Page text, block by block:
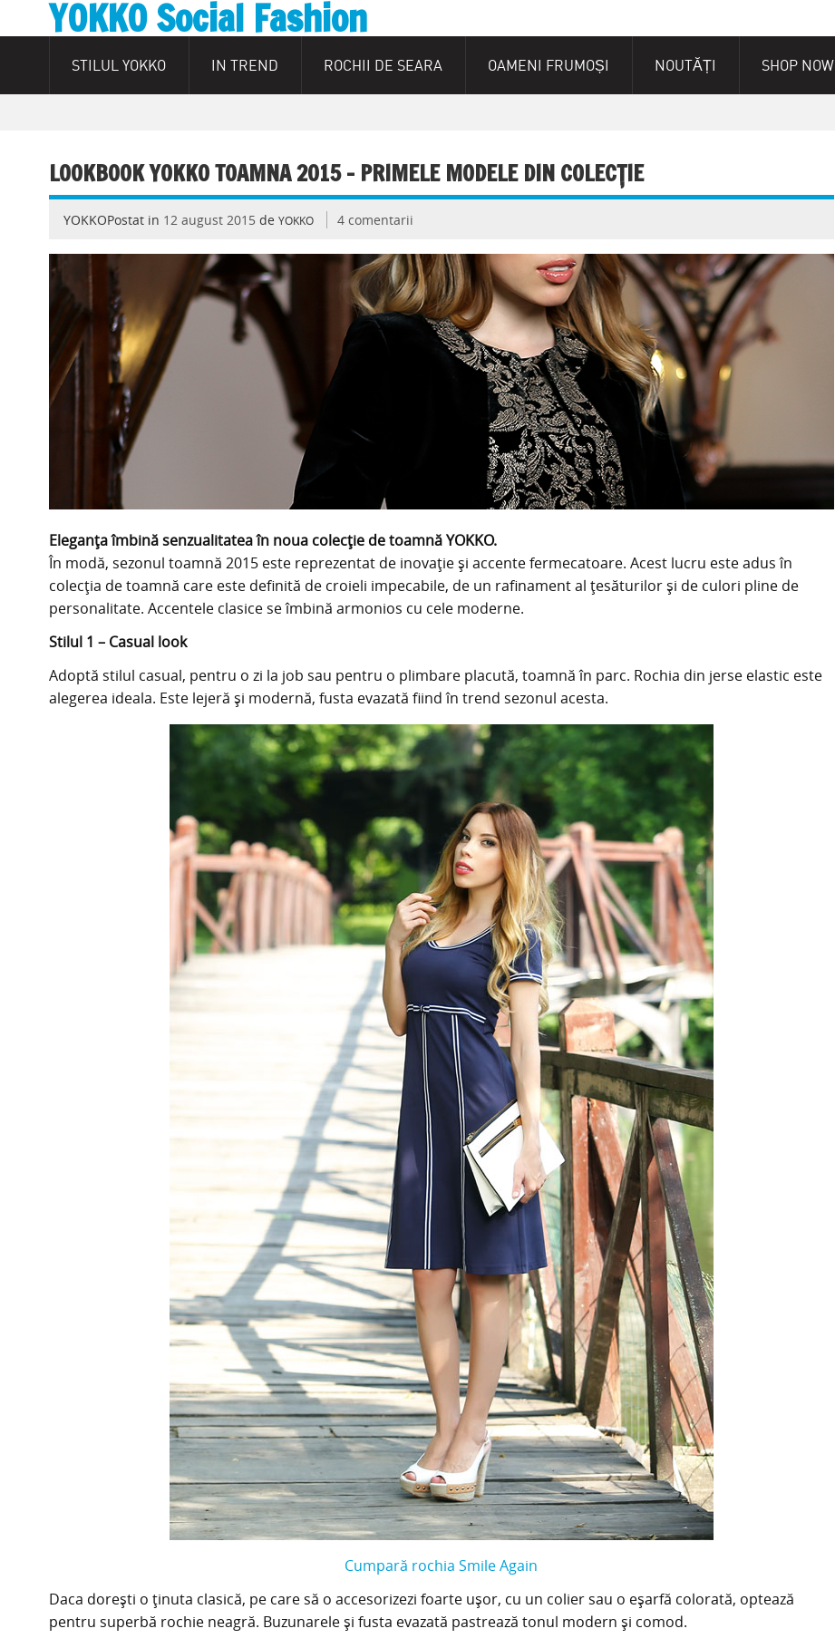
YOKKO Social Fashion
STILUL YOKKO IN TREND ROCHII DE SEARA OAMENI FRUMOȘI NOUTĂȚI SHOP NOW
LOOKBOOK YOKKO TOAMNA 2015 – PRIMELE MODELE DIN COLECȚIE
YOKKOPostat in 12 august 2015 de YOKKO 4 comentarii
Eleganța îmbină senzualitatea în noua colecție de toamnă YOKKO.
În modă, sezonul toamnă 2015 este reprezentat de inovație și accente fermecatoare. Acest lucru este adus în
colecția de toamnă care este definită de croieli impecabile, de un rafinament al țesăturilor și de culori pline de
personalitate. Accentele clasice se îmbină armonios cu cele moderne.
Stilul 1 – Casual look
Adoptă stilul casual, pentru o zi la job sau pentru o plimbare placută, toamnă în parc. Rochia din jerse elastic este
alegerea ideala. Este lejeră și modernă, fusta evazată fiind în trend sezonul acesta.
Cumpară rochia Smile Again
Daca dorești o ținuta clasică, pe care să o accesorizezi foarte ușor, cu un colier sau o eșarfă colorată, optează
pentru superbă rochie neagră. Buzunarele și fusta evazată pastrează tonul modern și comod.